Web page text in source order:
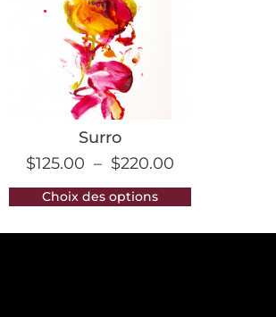
Surro
$125.00 – $220.00
Choix des options